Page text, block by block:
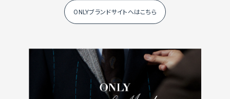
ONLYブランドサイトへはこちら